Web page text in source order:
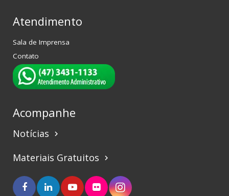
Atendimento
Sala de Imprensa
Contato
Acompanhe
Notícias keyboard_arrow_right
Materiais Gratuitos keyboard_arrow_right